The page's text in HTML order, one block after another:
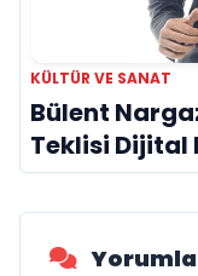
KÜLTÜR VE SANAT
Bülent
Teklisi
Görmeye